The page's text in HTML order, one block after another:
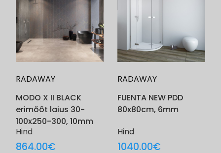
RADAWAY
MODO X II BLACK
erimõõt laius 30-
100x250-300, 10mm
Hind
864.00€
RADAWAY
FUENTA NEW PDD
80x80cm, 6mm
Hind
1040.00€